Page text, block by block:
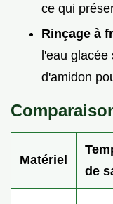
ce qui
Rinçage à
l'eau
d'amidon
Matériel
de